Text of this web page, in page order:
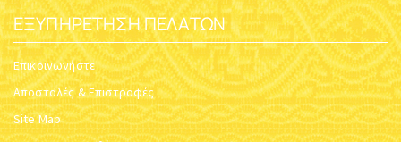
ΕΞΥΠΗΡΈΤΗΣΗ ΠΕΛΑΤΏΝ
Επικοινωνήστε
Αποστολές & Επιστροφές
Site Map